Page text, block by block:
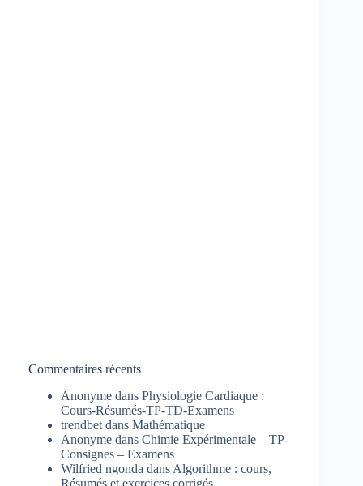
Commentaires récents
Anonyme dans Physiologie Cardiaque :
Cours-Résumés-TP-TD-Examens
trendbet dans Mathématique
Anonyme dans Chimie Expérimentale – TP-
Consignes – Examens
Wilfried ngonda dans Algorithme : cours,
Résumés et exercices corrigés